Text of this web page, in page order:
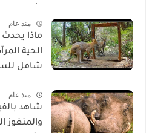
منذ عام
ماذا يحدث
الحية
شامل
منذ عام
شاهد
والمنغوز